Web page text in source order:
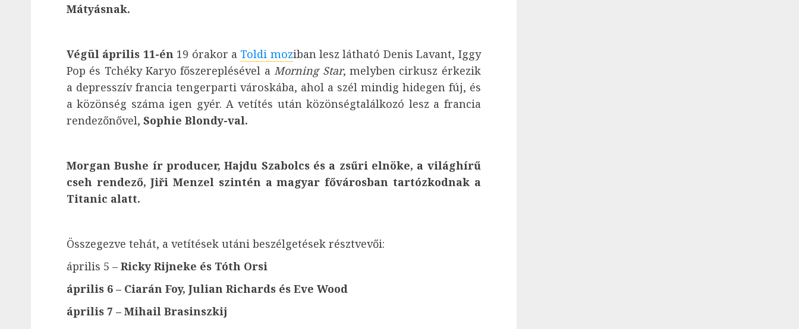
Mátyásnak.
Végül április 11-én 19 órakor a Toldi moziban lesz látható Denis Lavant, Iggy
Pop és Tchéky Karyo főszereplésével aMorning Star, melyben cirkusz érkezik
a depresszív francia tengerparti városkába, ahol a szél mindig hidegen fúj, és
a közönség száma igen gyér. A vetítés után közönségtalálkozó lesz a francia
rendezőnővel, Sophie Blondy-val.
Morgan Bushe ír producer, Hajdu Szabolcs és a zsűri elnöke, a világhírű
cseh rendező, Jiři Menzel szintén a magyar fővárosban tartózkodnak a
Titanic alatt.
Összegezve tehát, a vetítések utáni beszélgetések résztvevői:
április 5 – Ricky Rijneke és Tóth Orsi
április 6 – Ciarán Foy, Julian Richards és Eve Wood
április 7 – Mihail Brasinszkij